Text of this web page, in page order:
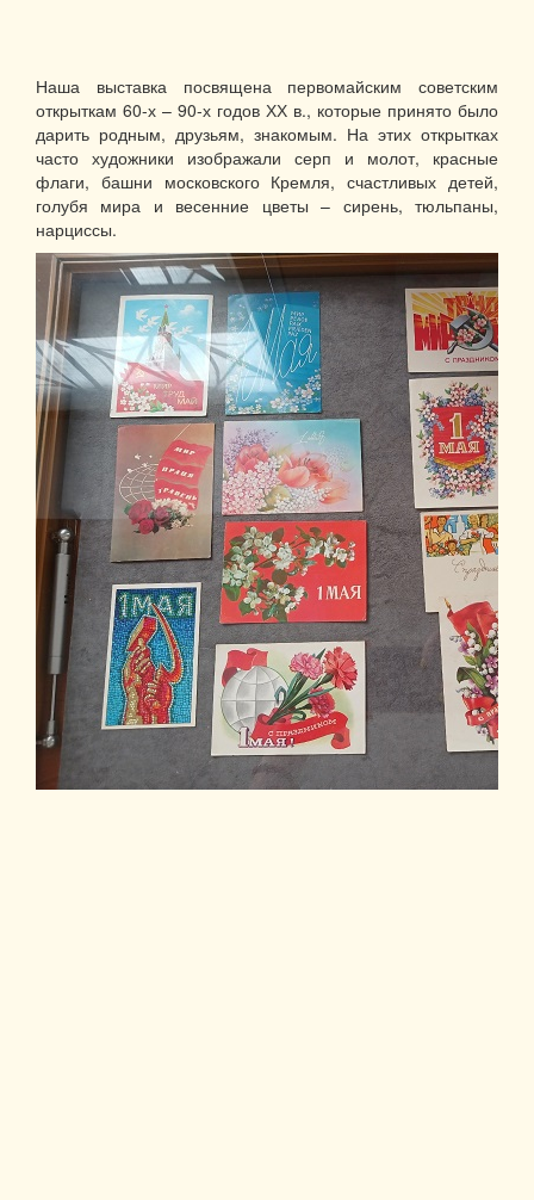
Наша выставка посвящена первомайским советским
открыткам 60-х – 90-х годов ХХ в., которые принято было
дарить родным, друзьям, знакомым. На этих открытках
часто художники изображали серп и молот, красные
флаги, башни московского Кремля, счастливых детей,
голубя мира и весенние цветы – сирень, тюльпаны,
нарциссы.